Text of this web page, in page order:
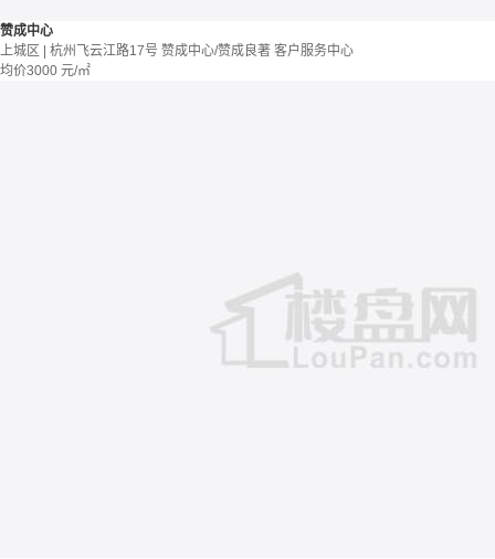
赞成中心
上城区 | 杭州飞云江路17号 赞成中心/赞成良著 客户服务中心
均价3000 元/㎡